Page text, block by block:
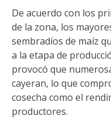
De acuerdo con los
de la zona, los
sembradíos de maíz
a la etapa de
provocó que
cayeran, lo que
cosecha como el
productores.